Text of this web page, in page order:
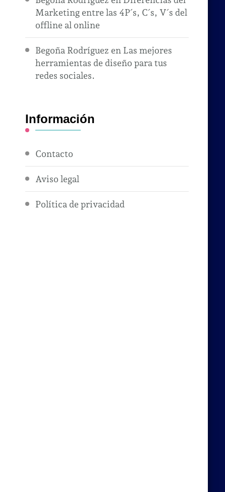
Marketing entre las 4P´s, C´s, V´s del
offline al online
Begoña Rodríguez en Las mejores
herramientas de diseño para tus
redes sociales.
Información
Contacto
Aviso legal
Política de privacidad